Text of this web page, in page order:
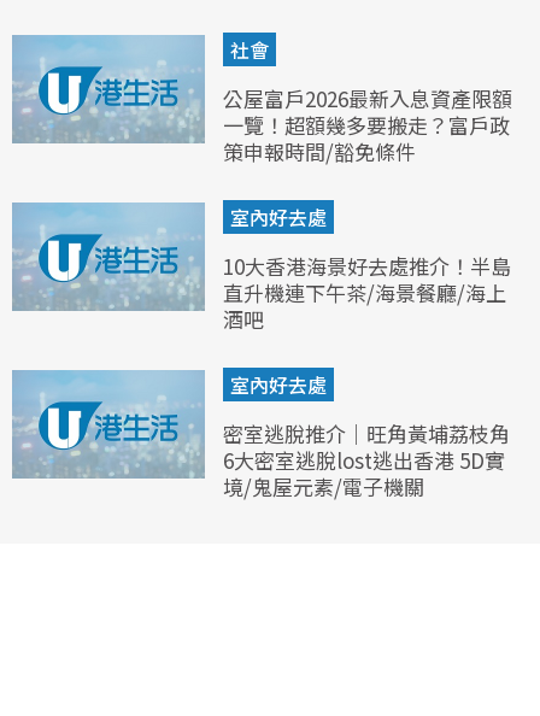
社會
公屋富戶2026最新入息資產限額
一覽！超額幾多要搬走？富戶政
策申報時間/豁免條件
室內好去處
10大香港海景好去處推介！半島
直升機連下午茶/海景餐廳/海上
酒吧
室內好去處
密室逃脫推介｜旺角黃埔荔枝角
6大密室逃脫lost逃出香港 5D實
境/鬼屋元素/電子機關